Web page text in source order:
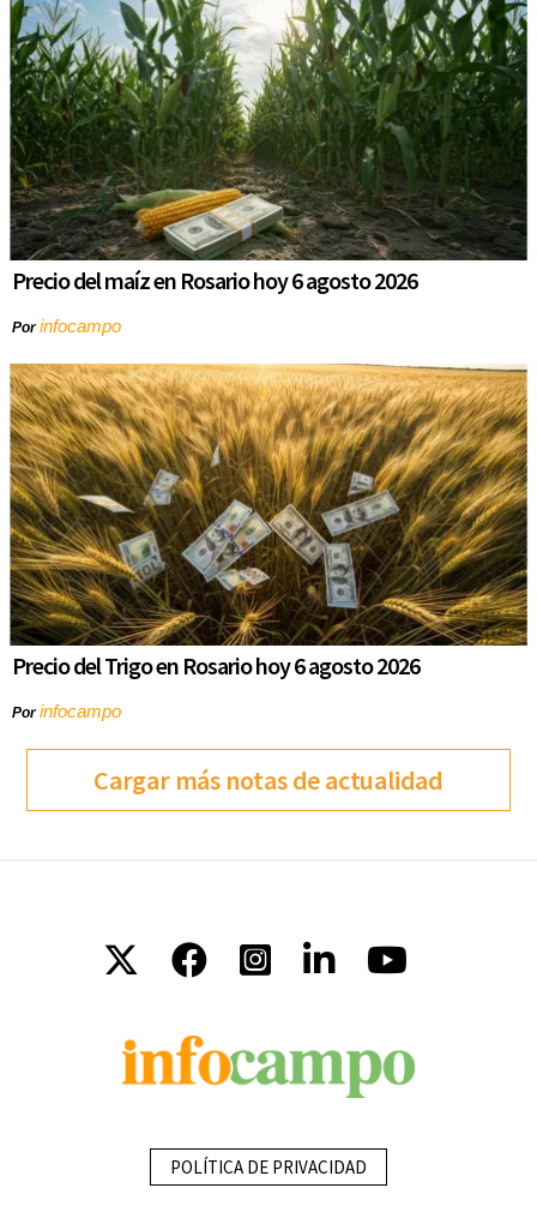
Precio del maíz en Rosario hoy 6 agosto 2026
Porinfocampo
Precio del Trigo en Rosario hoy 6 agosto 2026
Porinfocampo
Cargar más notas de actualidad
POLÍTICA DE PRIVACIDAD